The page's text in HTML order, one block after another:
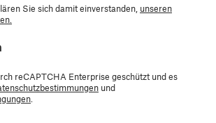
Sie sich damit einverstanden, unseren
reCAPTCHA Enterprise geschützt und es
und